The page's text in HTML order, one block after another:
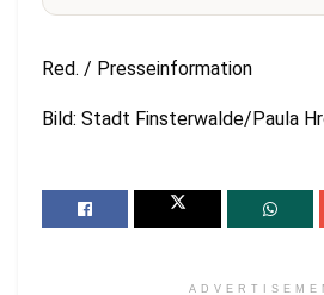
Red. / Presseinformation
Bild: Stadt Finsterwalde/Paula